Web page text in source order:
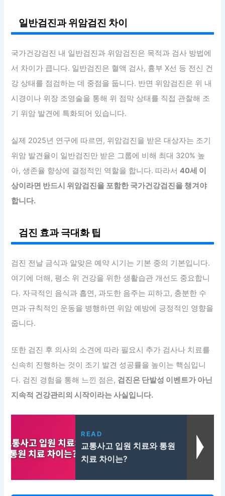
일반검진과 위암검진 차이
국가건강검진 내 일반검진과 위암검진은 목적과 검사 방법에
서 차이가 큽니다. 일반검진은 혈액 검사, 흉부 X선 등 전신 건
강 상태를 점검하는 데 중점을 둡니다. 반면 위암검진은 위 내
시경이나 위장 조영술을 통해 위 점막 상태를 직접 관찰해 조
기 위암 발견에 특화되어 있습니다.
실제 2025년 연구에 따르면, 위암검진을 받은 대상자는 조기
위암 발견율이 일반검진만 받은 그룹에 비해 최대 320% 높
아, 생존율 향상에 결정적인 역할을 합니다. 따라서40세 이
상이라면 반드시 위암검진을 포함한 국가건강검진을 챙겨야
합니다.
검진 효과 극대화 팁
검진 전날 금식과 알맞은 예약 시기는 기본 중의 기본입니다.
여기에 더해, 평소 위 건강을 위한 생활습관 개선도 중요합니
다. 자극적인 음식과 흡연, 과도한 음주는 피하고, 충분한 수
면과 규칙적인 운동을 병행하면 위암 예방에 긍정적인 영향을
줍니다.
또한 검진 후 의사의 소견에 따라 필요시 추가 검사나 치료를
신속히 진행하는 것이 조기 발견 성공률을 높이는 핵심입니
다. 검진 경험을 통해 느낀 점은, 검진은 단발성 이벤트가 아닌
지속적 건강관리의 시작이라는 사실입니다.
READ
교통사고 입원 치료와 통원
치료 차이는?